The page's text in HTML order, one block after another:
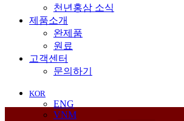
천년홍삼 소식
제품소개
완제품
원료
고객센터
문의하기
KOR
ENG
VNM